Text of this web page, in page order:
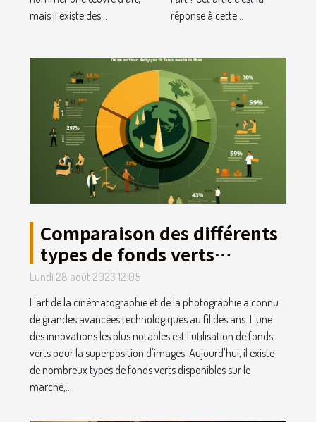
mais il existe des...
réponse à cette...
Comparaison des différents
types de fonds verts
disponibles en 2022
Lundi 28 août 2023 12:05
L'art de la cinématographie et de la photographie a connu
de grandes avancées technologiques au fil des ans. L'une
des innovations les plus notables est l'utilisation de fonds
verts pour la superposition d'images. Aujourd'hui, il existe
de nombreux types de fonds verts disponibles sur le
marché,...